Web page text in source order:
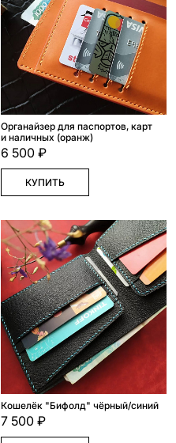
Органайзер для паспортов, карт
и наличных (оранж)
6 500 ₽
КУПИТЬ
Кошелёк "Бифолд" чёрный/синий
7 500 ₽